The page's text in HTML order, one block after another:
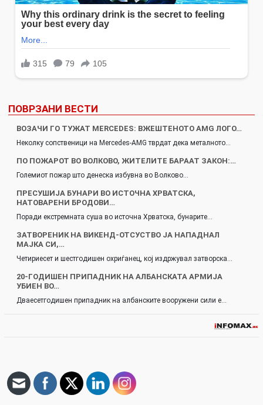
ПОВРЗАНИ ВЕСТИ
ВОЗАЧИ ГО ТУЖАТ MERCEDES: ВЖЕШТЕНОТО AMG ЛОГО…
Неколку сопственици на Mercedes-AMG тврдат дека металното…
ПО ПОЖАРОТ ВО ВОЛКОВО, ЖИТЕЛИТЕ БАРААТ ЗАКОН:…
Големиот пожар што денеска избувна во Волково…
ПРЕСУШИЈА БУНАРИ ВО ИСТОЧНА ХРВАТСКА,
НАТОВАРЕНИ БРОДОВИ…
Поради екстремната суша во источна Хрватска, бунарите…
ЗАТВОРЕНИК НА ВИКЕНД-ОТСУСТВО ЈА НАПАДНАЛ
МАЈКА СИ,…
Четириесет и шестгодишен охриѓанец, кој издржувал затворска…
20-ГОДИШЕН ПРИПАДНИК НА АЛБАНСКАТА АРМИЈА
УБИЕН ВО…
Дваесетгодишен припадник на албанските вооружени сили е…